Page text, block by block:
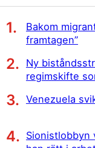
Bakom
framtagen”
Ny
regimskifte
Venezuela
Sionistlobbyn